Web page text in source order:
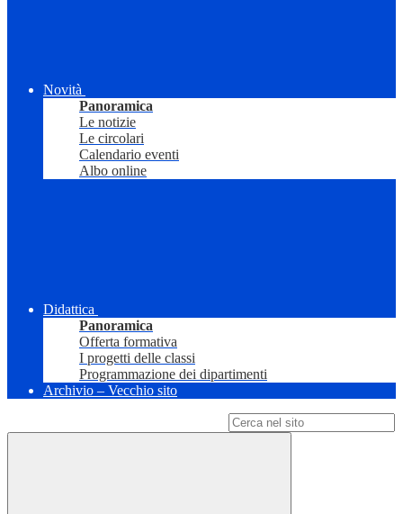
Novità
Panoramica
Le notizie
Le circolari
Calendario eventi
Albo online
Didattica
Panoramica
Offerta formativa
I progetti delle classi
Programmazione dei dipartimenti
Archivio – Vecchio sito